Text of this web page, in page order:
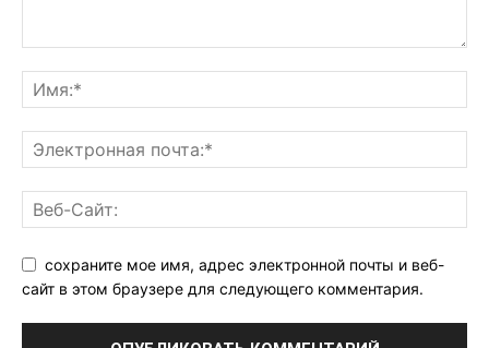
сохраните мое имя, адрес электронной почты и веб-
сайт в этом браузере для следующего комментария.